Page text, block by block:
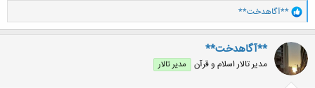
و
ا
ک
ن
ش
ه
ا
**آگاهدخت**
**آگاهدخت**
مدیر تالار اسلام و قرآن مدیر تالار